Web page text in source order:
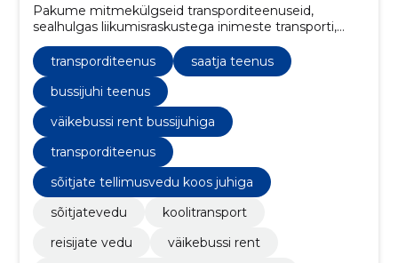
Pakume mitmekülgseid transporditeenuseid,
sealhulgas liikumisraskustega inimeste transporti,
erivajadustega inimeste transporti, koolitransporti,
reisijate vedu ja väikebussi renti.
transporditeenus
saatja teenus
bussijuhi teenus
väikebussi rent bussijuhiga
transporditeenus
sõitjate tellimusvedu koos juhiga
sõitjatevedu
koolitransport
reisijate vedu
väikebussi rent